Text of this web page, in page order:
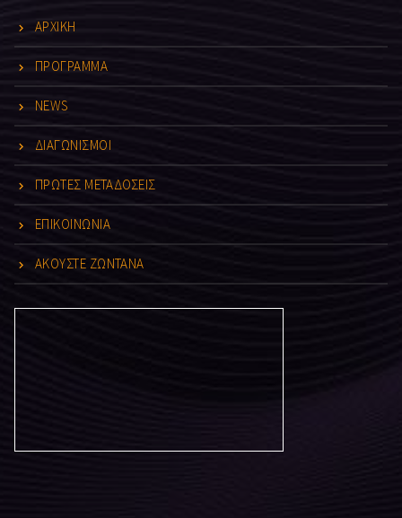
ΑΡΧΙΚΗ
ΠΡΟΓΡΑΜΜΑ
NEWS
ΔΙΑΓΩΝΙΣΜΟΙ
ΠΡΩΤΕΣ ΜΕΤΑΔΟΣΕΙΣ
ΕΠΙΚΟΙΝΩΝΙΑ
ΑΚΟΥΣΤΕ ΖΩΝΤΑΝΑ